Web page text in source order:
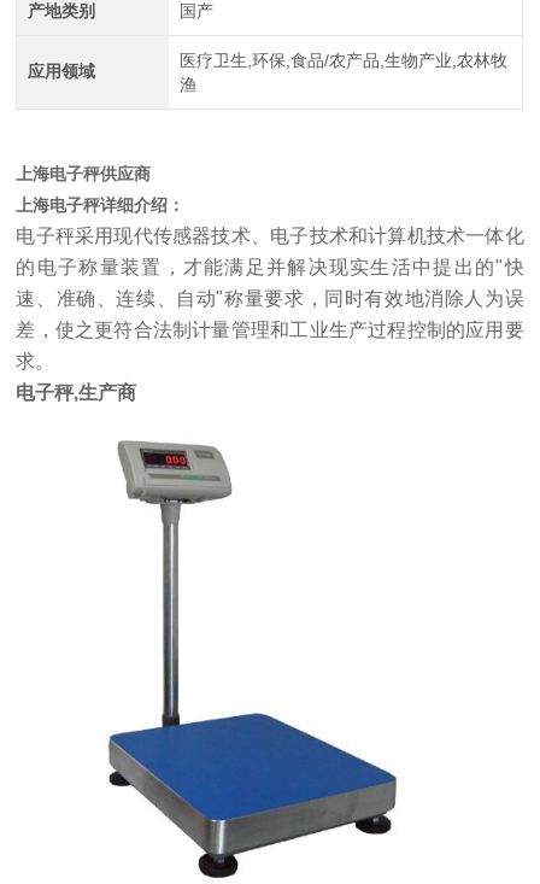
产地类别 国产
应用领域
医疗卫生,环保,食品/农产品,生物产业,农林牧
渔
上海电子秤供应商
上海电子秤详细介绍：
电子秤采用现代传感器技术、电子技术和计算机技术一体化
的电子称量装置，才能满足并解决现实生活中提出的"快
速、准确、连续、自动"称量要求，同时有效地消除人为误
差，使之更符合法制计量管理和工业生产过程控制的应用要
求。
电子秤,生产商